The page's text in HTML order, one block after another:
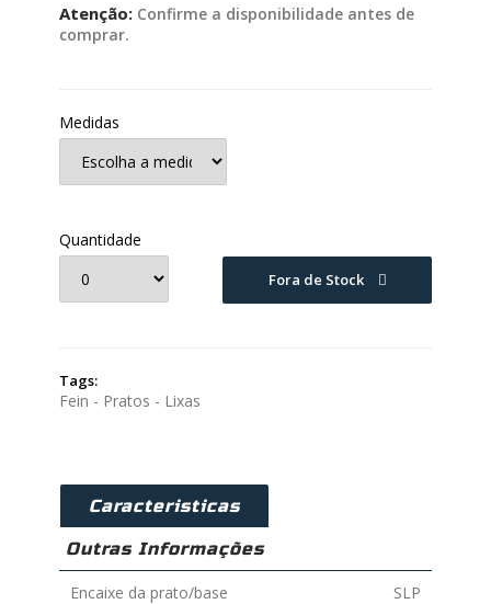
Atenção: Confirme a disponibilidade antes de
comprar.
Medidas
Quantidade
Fora de Stock
Tags:
Fein - Pratos - Lixas
Caracteristicas
Outras Informações
Encaixe da prato/base SLP